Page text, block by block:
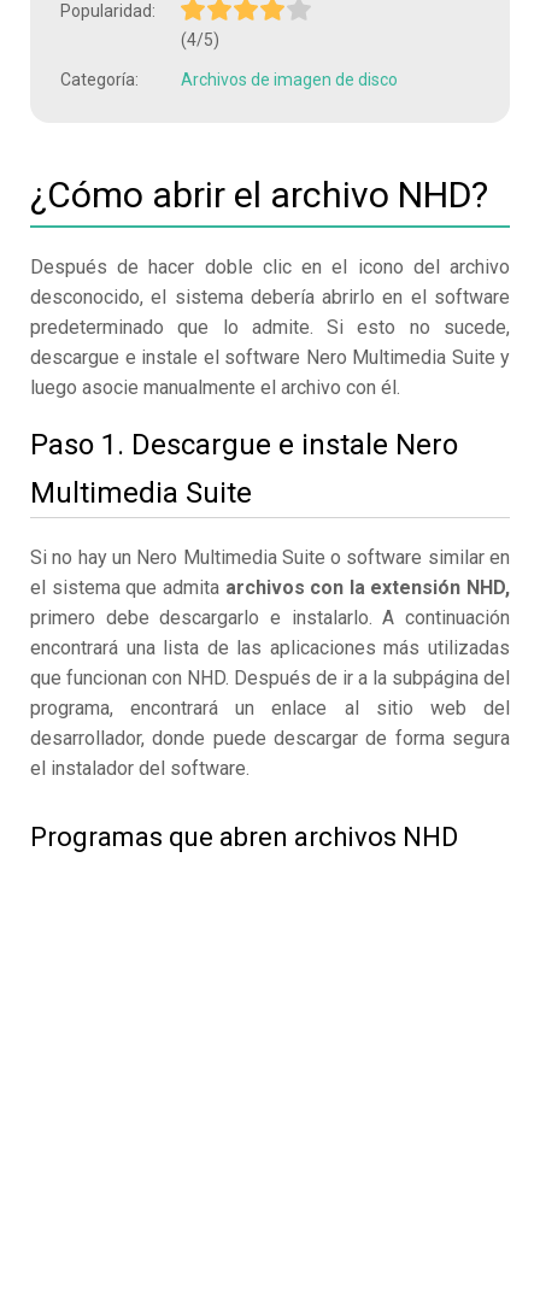
Popularidad:
(4/5)
Categoría: Archivos de imagen de disco
¿Cómo abrir el archivo NHD?
Después de hacer doble clic en el icono del archivo
desconocido, el sistema debería abrirlo en el software
predeterminado que lo admite. Si esto no sucede,
descargue e instale el software Nero Multimedia Suite y
luego asocie manualmente el archivo con él.
Paso 1. Descargue e instale Nero
Multimedia Suite
Si no hay un Nero Multimedia Suite o software similar en
el sistema que admita archivos con la extensión NHD,
primero debe descargarlo e instalarlo. A continuación
encontrará una lista de las aplicaciones más utilizadas
que funcionan con NHD. Después de ir a la subpágina del
programa, encontrará un enlace al sitio web del
desarrollador, donde puede descargar de forma segura
el instalador del software.
Programas que abren archivos NHD